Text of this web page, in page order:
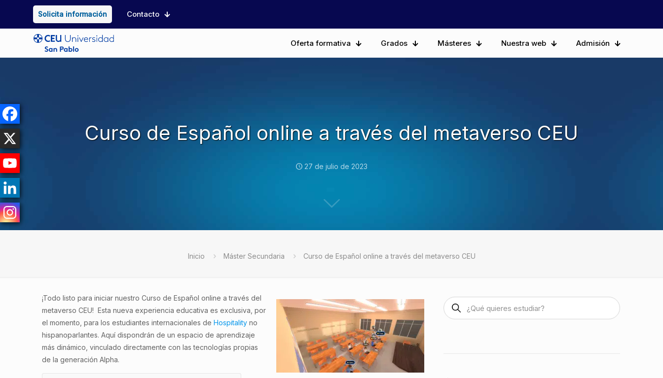
Solicita información Contacto
Oferta formativa Grados Másteres Nuestra web Admisión
Curso de Español online a través del metaverso CEU
27 de julio de 2023
Inicio Máster Secundaria Curso de Español online a través del metaverso CEU
¡Todo listo para iniciar nuestro Curso de Español online a través del
metaverso CEU! Esta nueva experiencia educativa es exclusiva, por
el momento, para los estudiantes internacionales deHospitality no
hispanoparlantes. Aquí dispondrán de un espacio de aprendizaje
más dinámico, vinculado directamente con las tecnologías propias
de la generación Alpha.